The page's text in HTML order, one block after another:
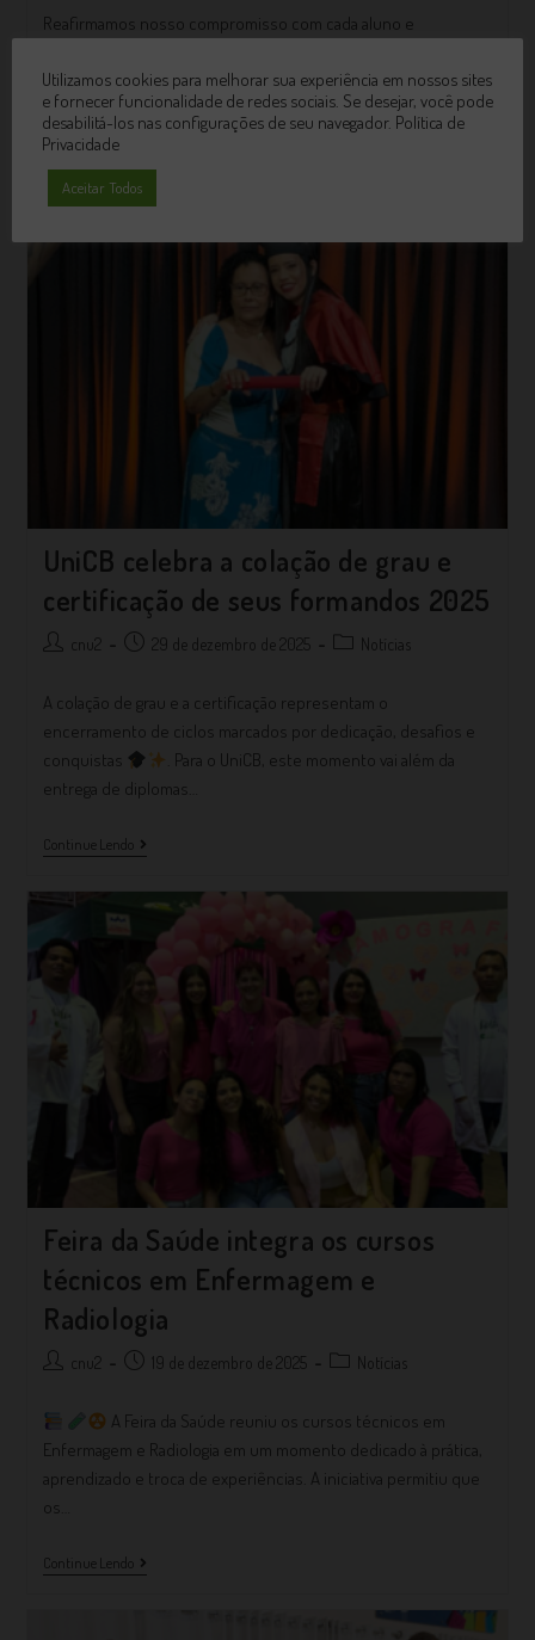
Reafirmamos nosso compromisso com cada aluno e
semestrais. A cada semestre, o estudante organiza seu plano
de disciplinas e renova sua matrícula…
Continue Lendo
UniCB celebra a colação de grau e
certificação de seus formandos 2025
cnu2 29 de dezembro de 2025 Notícias
A colação de grau e a certificação representam o
encerramento de ciclos marcados por dedicação, desafios e
conquistas
. Para o UniCB, este momento vai além da
entrega de diplomas…
Continue Lendo
Feira da Saúde integra os cursos
técnicos em Enfermagem e
Radiologia
cnu2 19 de dezembro de 2025 Notícias
A Feira da Saúde reuniu os cursos técnicos em
Enfermagem e Radiologia em um momento dedicado à prática,
aprendizado e troca de experiências. A iniciativa permitiu que
os…
Continue Lendo
Utilizamos cookies para melhorar sua experiência em nossos sites
e fornecer funcionalidade de redes sociais. Se desejar, você pode
desabilitá-los nas configurações de seu navegador. Política de
Privacidade
Aceitar Todos